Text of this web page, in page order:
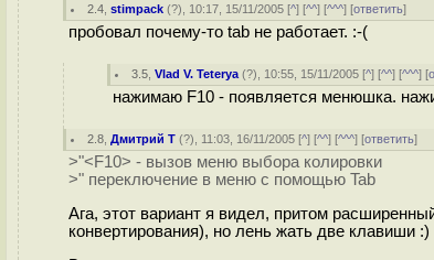
2.4 ,stimpack (?), 10:17, 15/11/2005 [^] [^^] [^^^] [ответить]
пробовал почему-то tab не работает. :-(
3.5 ,Vlad V. Teterya (?), 10:55, 15/11/2005 [^] [^^] [^^^] [
нажимаю F10 - появляется менюшка.
2.8 ,Дмитрий Т (?), 11:03, 16/11/2005 [^] [^^] [^^^] [ответить]
>"<F10> - вызов меню выбора колировки
>" переключение в меню с помощью Tab
Ага, этот вариант я видел, притом
конвертирования), но лень жать две клавиши :)